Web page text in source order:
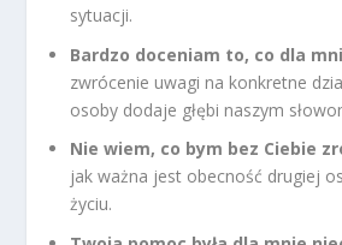
sytuacji.
Bardzo doceniam to, co dla
zwrócenie uwagi na konkretne
osoby dodaje głębi naszym
Nie wiem, co bym bez Ciebie
jak ważna jest obecność drugiej
życiu.